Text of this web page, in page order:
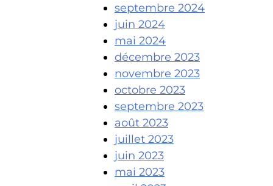
septembre 2024
juin 2024
mai 2024
décembre 2023
novembre 2023
octobre 2023
septembre 2023
août 2023
juillet 2023
juin 2023
mai 2023